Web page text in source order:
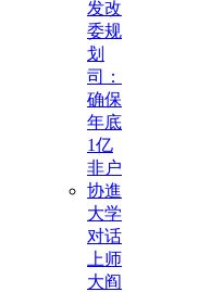
发改
委规
划
司：
确保
年底
1亿
非户
协進
大学
对话
上师
大阎